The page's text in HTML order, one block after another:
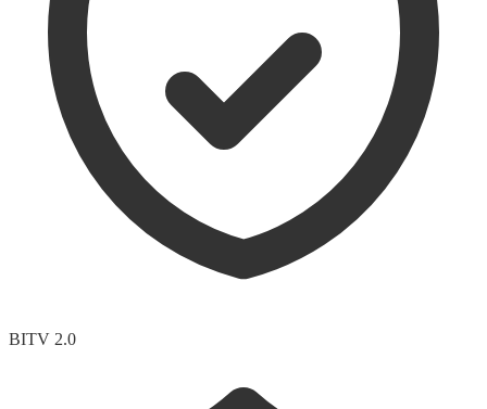
BITV 2.0